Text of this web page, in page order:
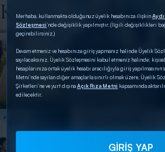
DİĞER SONUÇLAR
Merhaba, kullanmakta olduğunuz üyelik hesabınıza ilişkin
Sözleşmesi’nde değişiklik yapılmıştır. (İlgili değişiklikleri
geçirebilirsiniz.)
Devam etmeniz ve hesabınıza giriş yapmanız halinde Üyelik
sayılacaksınız. Üyelik Sözleşmesini kabul etmeniz halinde;
hesaplarınıza ortak üyelik hesabı aracılığıyla giriş yapılmasının
Metni’nde sayılan diğer amaçlarla sınırlı olmak üzere, Üyelik
Şirketleri’ne ve yurt dışınaAçık Rıza Metni kapsamında
edilecektir.
GİRİŞ YAP